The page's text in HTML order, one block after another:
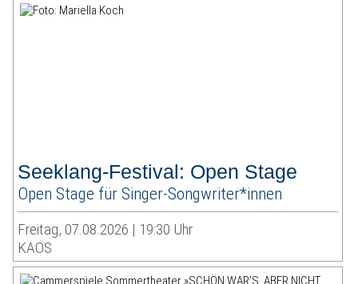
Seeklang-Festival: Open Stage
Open Stage für Singer-Songwriter*innen
Freitag, 07.08.2026 | 19:30 Uhr
KAOS